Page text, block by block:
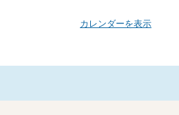
カレンダーを表示